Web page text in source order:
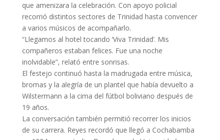
que amenizara la celebración. Con apoyo policial
recorrió distintos sectores de Trinidad hasta convencer
a varios músicos de acompañarlo.
“Llegamos al hotel tocando ‘Viva Trinidad’. Mis
compañeros estaban felices. Fue una noche
inolvidable”, relató entre sonrisas.
El festejo continuó hasta la madrugada entre música,
bromas y la alegría de un plantel que había devuelto a
Wilstermann a la cima del fútbol boliviano después de
19 años.
La conversación también permitió recorrer los inicios
de su carrera. Reyes recordó que llegó a Cochabamba